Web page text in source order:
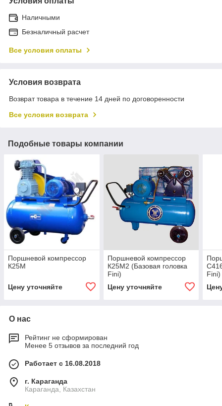
Наличными
Безналичный расчет
Все условия оплаты
Условия возврата
Возврат товара в течение 14 дней по договоренности
Все условия возврата
Подобные товары компании
Поршневой компрессор
К25М
Цену уточняйте
Поршневой компрессор
К25М2 (Базовая головка
Fini)
Цену уточняйте
Fini)
О нас
Рейтинг не сформирован
Менее 5 отзывов за последний год
Работает с 16.08.2018
г. Караганда
Караганда, Казахстан